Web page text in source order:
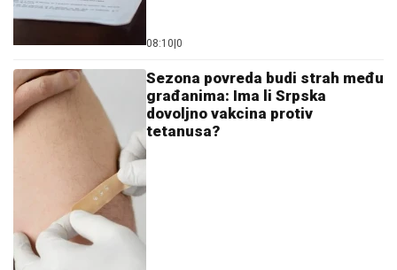
08:10 0
Sezona povreda budi strah među
građanima: Ima li Srpska
dovoljno vakcina protiv
tetanusa?